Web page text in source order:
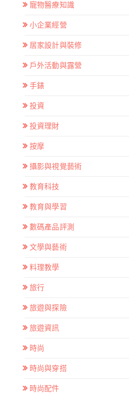
寵物醫療知識
小企業經營
居家設計與裝修
戶外活動與露營
手錶
投資
投資理財
按摩
攝影與視覺藝術
教育科技
教育與學習
數碼產品評測
文學與藝術
料理教學
旅行
旅遊與探險
旅遊資訊
時尚
時尚與穿搭
時尚配件